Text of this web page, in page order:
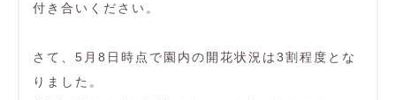
付き合いください。
さて、5月8日時点で園内の開花状況は3割程度とな
りました。